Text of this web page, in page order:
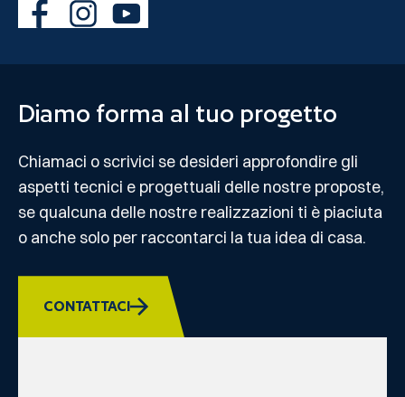
Diamo forma al tuo progetto
Chiamaci o scrivici se desideri approfondire gli
aspetti tecnici e progettuali delle nostre proposte,
se qualcuna delle nostre realizzazioni ti è piaciuta
o anche solo per raccontarci la tua idea di casa.
CONTATTACI